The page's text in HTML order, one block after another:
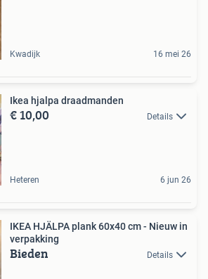
Kwadijk 16 mei 26
Ikea hjalpa draadmanden
€ 10,00 Details
Heteren 6 jun 26
IKEA HJÄLPA plank 60x40 cm - Nieuw in
verpakking
Bieden Details